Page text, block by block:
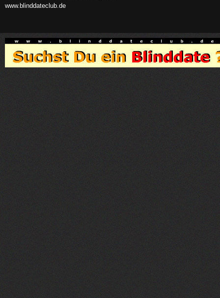
www.blinddateclub.de